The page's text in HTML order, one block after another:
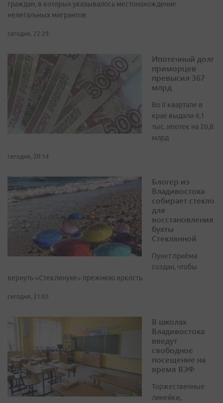
граждан, в которых указывалось местонахождение
нелегальных мигрантов
сегодня, 22:29
Ипотечный долг
приморцев
превысил 367
млрд
Во II квартале в
крае выдали 4,1
тыс. ипотек на 20,8
млрд
сегодня, 20:14
Блогер из
Владивостока
собирает стекло
для
восстановления
бухты
Стеклянной
Пункт приёма
создан, чтобы
вернуть «Стеклянухе» прежнюю яркость
сегодня, 21:03
В школах
Владивостока
введут
свободное
посещение на
время ВЭФ
Торжественные
линейки,